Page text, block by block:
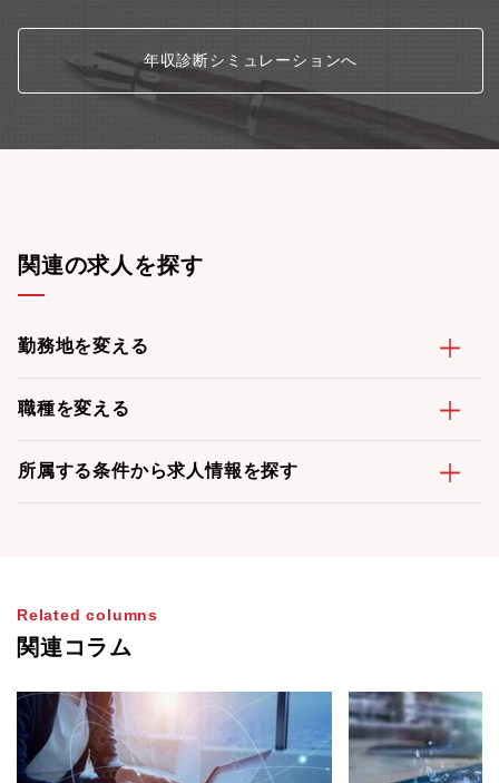
年収診断シミュレーションへ
関連の求人を探す
勤務地を変える
職種を変える
所属する条件から求人情報を探す
Related columns
関連コラム